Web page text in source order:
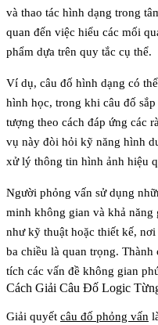
và thao tác hình dạng trong
quan đến việc hiểu các mối
phẩm dựa trên quy tắc cụ thể.
Ví dụ, câu đố hình dạng có
hình học, trong khi câu đố sắp
tượng theo cách đáp ứng các
vụ này đòi hỏi kỹ năng hình
xử lý thông tin hình ảnh hiệu
Người phỏng vấn sử dụng
minh không gian và khả
như kỹ thuật hoặc thiết kế,
ba chiều là quan trọng.
tích các vấn đề không gian
Cách Giải Câu Đố Logic
Giải quyết câu đố phỏng vấn